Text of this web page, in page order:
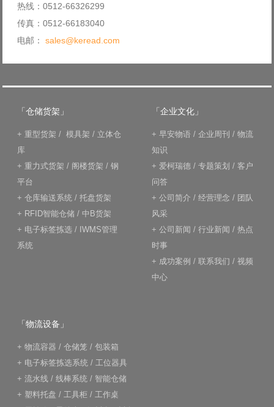
热线：0512-66326299
传真：0512-66183040
电邮： sales@keread.com
「仓储货架」
+ 重型货架 / 模具架 / 立体仓
库
+ 重力式货架 / 阁楼货架 / 钢
平台
+ 仓库输送系统 / 托盘货架
+ RFID智能仓储 / 中B货架
+ 电子标签拣选 / IWMS管理
系统
「企业文化」
+ 早安物语 / 企业周刊 / 物流
知识
+ 爱柯瑞德 / 专题策划 / 客户
问答
+ 公司简介 / 经营理念 / 团队
风采
+ 公司新闻 / 行业新闻 / 热点
时事
+ 成功案例 / 联系我们 / 视频
中心
「物流设备」
+ 物流容器 / 仓储笼 / 包装箱
+ 电子标签拣选系统 / 工位器具
+ 流水线 / 线棒系统 / 智能仓储
+ 塑料托盘 / 工具柜 / 工作桌